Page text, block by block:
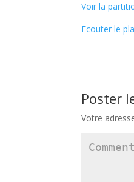
Voir la
Ecouter le
Poster
Votre